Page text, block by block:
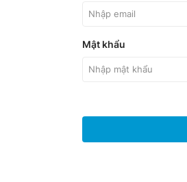
Mật khẩu